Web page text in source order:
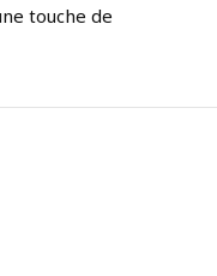
touche de